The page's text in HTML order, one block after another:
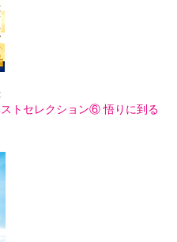
トセレクション⑥ 悟りに到る